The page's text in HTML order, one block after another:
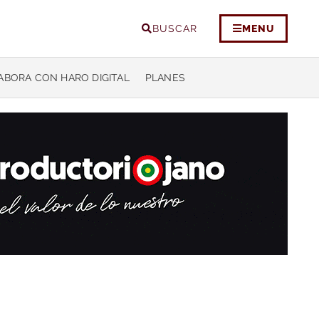
BUSCAR MENU
CON HARO DIGITAL PLANES